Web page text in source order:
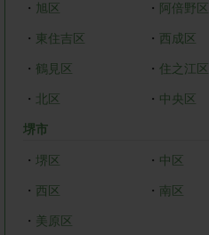
・ 旭区 ・ 阿倍野区
・ 東住吉区 ・ 西成区
・ 鶴見区 ・ 住之江区
・ 北区 ・ 中央区
堺市
・ 堺区 ・ 中区
・ 西区 ・ 南区
・ 美原区